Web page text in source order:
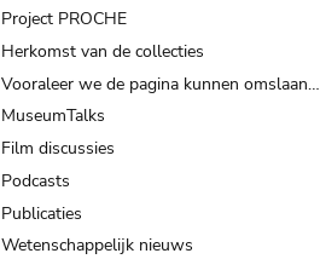
Project PROCHE
Herkomst van de collecties
Vooraleer we de pagina kunnen omslaan…
MuseumTalks
Film discussies
Podcasts
Publicaties
Wetenschappelijk nieuws